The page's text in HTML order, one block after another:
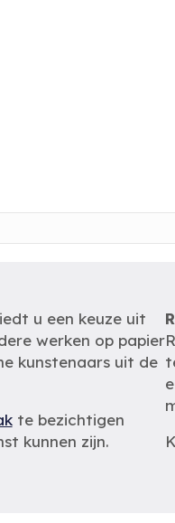
u een keuze uit
werken op papier
kunstenaars uit de
te bezichtigen
kunnen zijn.